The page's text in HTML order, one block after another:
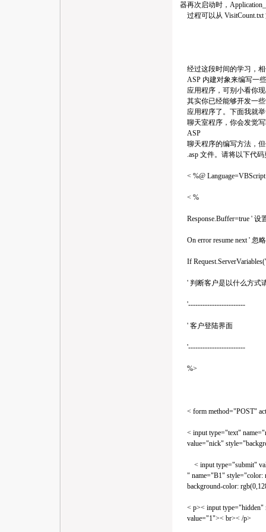
器再次启动时，
过程可以从
经过这段时间的学习，
ASP 内建对象来编写一
应用程序，可别小看你
其实你已经能够开发一
应用程序了。下面我就
聊天室程序，你会发觉
ASP
聊天程序的编写方法，
.asp 文件。请将以下代码
< %@
< %
Response.Buffer=true '
On error resume next ' 忽
If
' 判断客户是以什么方式
'------------------------
' 客户登陆界面
'------------------------
%>
< form method="POST"
< input type="text"
value="nick"
< input type="submit"
" name="B1" style="color:
background-color:
< p>< input type="hidden"
value="1">< br>< /p>